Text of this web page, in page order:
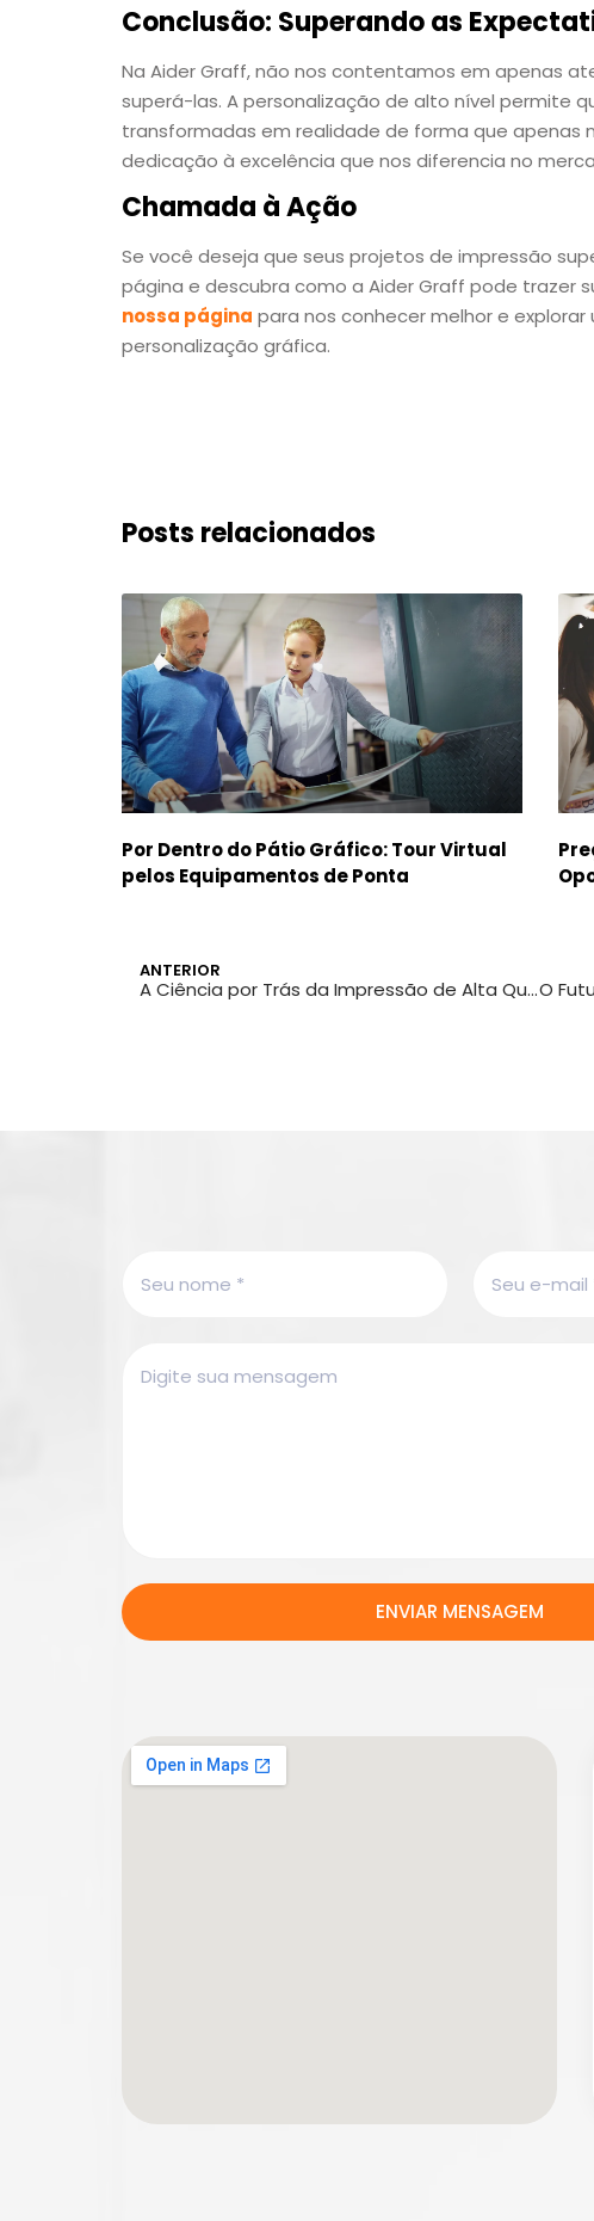
Conclusão: Superando as
Na Aider Graff, não nos contentamos em apenas
superá-las. A personalização de alto nível permite
transformadas em realidade de forma que apenas
dedicação à excelência que nos diferencia no
Chamada à Ação
Se você deseja que seus projetos de impressão
página e descubra como a Aider Graff pode trazer
nossa página para nos conhecer melhor e
personalização gráfica.
Posts relacionados
Por Dentro do Pátio Gráfico: Tour Virtual
pelos Equipamentos de Ponta
ANTERIOR
A Ciência por Trás da Impressão de Alta Qualidade
ENVIAR MENSAGEM